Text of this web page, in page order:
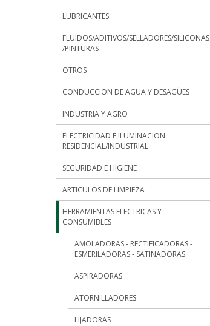
LUBRICANTES
FLUIDOS/ADITIVOS/SELLADORES/SILICONAS
/PINTURAS
OTROS
CONDUCCION DE AGUA Y DESAGÜES
INDUSTRIA Y AGRO
ELECTRICIDAD E ILUMINACION
RESIDENCIAL/INDUSTRIAL
SEGURIDAD E HIGIENE
ARTICULOS DE LIMPIEZA
HERRAMIENTAS ELECTRICAS Y
CONSUMIBLES
AMOLADORAS - RECTIFICADORAS -
ESMERILADORAS - SATINADORAS
ASPIRADORAS
ATORNILLADORES
LIJADORAS